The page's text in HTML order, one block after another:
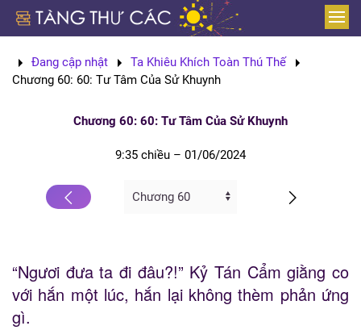
Đang cập nhật
Ta Khiêu Khích Toàn Thú Thế
Chương 60: 60: Tư Tâm Của Sử Khuynh
Chương 60: 60: Tư Tâm Của Sử Khuynh
9:35 chiều – 01/06/2024
“Ngươi đưa ta đi đâu?!” Kỷ Tán Cẩm giằng co
với hắn một lúc, hắn lại không thèm phản ứng
gì.